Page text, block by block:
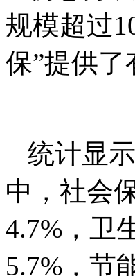
规模超过
保”提供了
统计显
中，社会
4.7%，卫
5.7%，节